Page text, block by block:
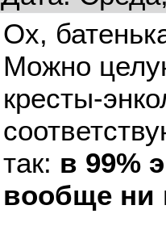
Ох,
Можно
кресты-
так: в 99%
вообще ни